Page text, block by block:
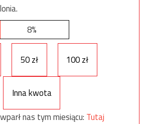
8%
50 zł 100 zł
Inna kwota
nas tym miesiącu: Tutaj